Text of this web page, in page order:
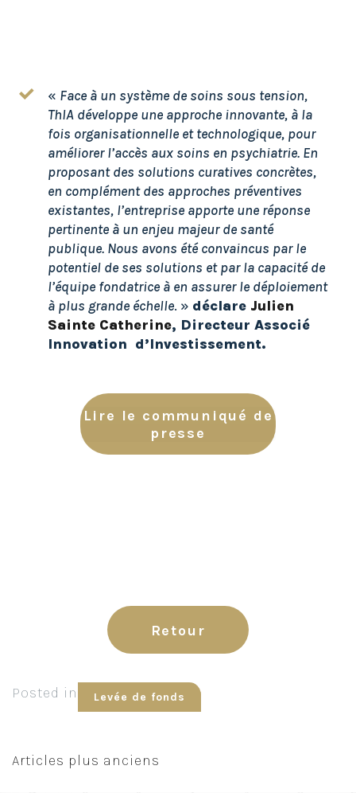
« Face à un système de soins sous tension,
ThIA développe une approche innovante, à la
fois organisationnelle et technologique, pour
améliorer l’accès aux soins en psychiatrie. En
proposant des solutions curatives concrètes,
en complément des approches préventives
existantes, l’entreprise apporte une réponse
pertinente à un enjeu majeur de santé
publique. Nous avons été convaincus par le
potentiel de ses solutions et par la capacité de
l’équipe fondatrice à en assurer le déploiement
à plus grande échelle. » déclare Julien
Sainte Catherine, Directeur Associé
Innovation d’Investissement.
Lire le communiqué de
presse
Retour
Posted in Levée de fonds
Navigation
Articles plus anciens